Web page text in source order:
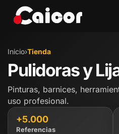
Inicio›Tienda
Pulidoras y
Pinturas, barnices,
uso profesional.
+5.000
Referencias